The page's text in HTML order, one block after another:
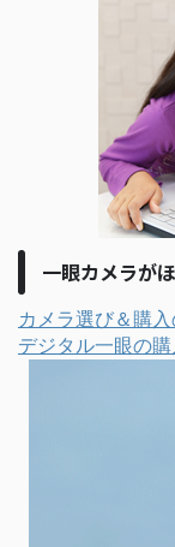
一眼カメラが
カメラ選び＆購
デジタル一眼の